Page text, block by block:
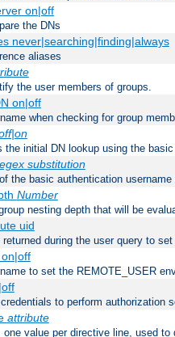
on|off
the DNs
never|searching|finding|always
aliases
the user members of groups.
on|off
when checking for group
the initial DN lookup using the
substitution
the basic authentication
Number
nesting depth that will be
uid
during the user query to
to set the REMOTE_USER
to perform authorization
attribute
value per directive line, used